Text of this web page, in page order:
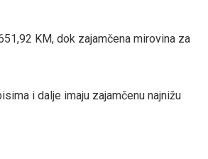
KM, dok zajamčena mirovina za
i dalje imaju zajamčenu najnižu